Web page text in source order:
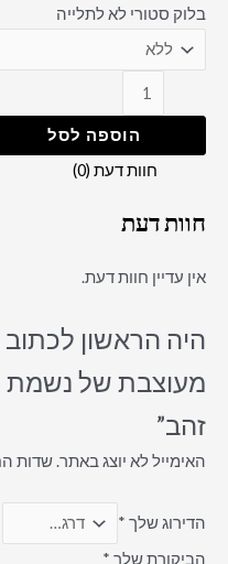
בלוק סטורי לא לתלייה
הוספה לסל
חוות דעת (0)
חוות דעת
אין עדיין חוות דעת.
מעוצבת של נשמת
זהב”
האימייל לא יוצג באתר.שדות
הדירוג שלך *
הביקורת שלך *